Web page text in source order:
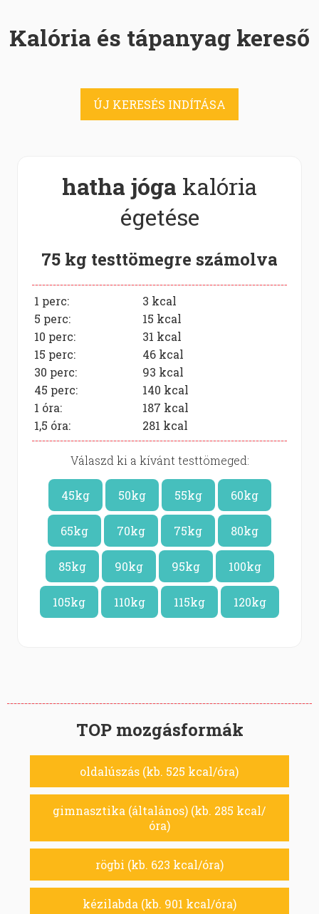
Kalória és tápanyag kereső
ÚJ KERESÉS INDÍTÁSA
hatha jóga kalória
égetése
75 kg testtömegre számolva
1 perc: 3 kcal
5 perc:
15 kcal
10 perc:
31 kcal
15 perc:
46 kcal
30 perc:
93 kcal
45 perc:
140 kcal
1 óra:
187 kcal
1,5 óra:
281 kcal
Válaszd ki a kívánt testtömeged:
45kg 50kg 55kg 60kg
65kg 70kg 75kg 80kg
85kg 90kg 95kg 100kg
105kg 110kg 115kg 120kg
TOP mozgásformák
oldalúszás (kb. 525 kcal/óra)
gimnasztika (általános) (kb. 285 kcal/
óra)
rögbi (kb. 623 kcal/óra)
kézilabda (kb. 901 kcal/óra)